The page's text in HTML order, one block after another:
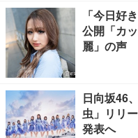
「今日好
公開「カ
麗」の声
日向坂46
虫」リリ
発表へ